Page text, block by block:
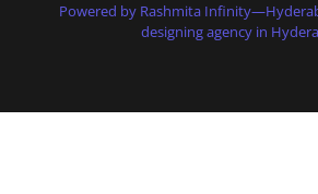
Powered by Rashmita
designing agency in